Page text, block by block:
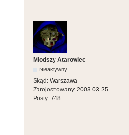
Młodszy Atarowiec
Nieaktywny
Skąd: Warszawa
Zarejestrowany: 2003-03-25
Posty: 748